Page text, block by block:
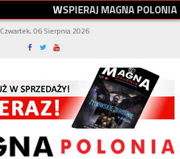
WSPIERAJMAGNAPOLONIA
Czwartek, 06 Sierpnia 2026